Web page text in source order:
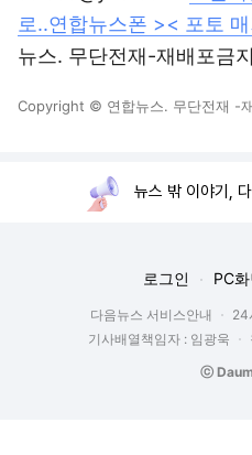
로..연합뉴스폰 >< 포토
뉴스. 무단전재-재배포금
Copyright © 연합뉴스. 무단전재 -
뉴스 밖 이야기,
로그인 PC화
다음뉴스 서비스안내 24
기사배열책임자 : 임광욱
ⓒ